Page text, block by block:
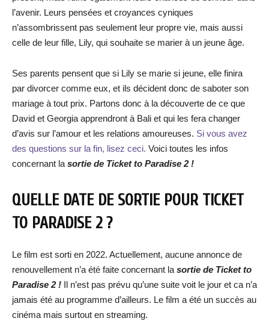
l’avenir. Leurs pensées et croyances cyniques
n’assombrissent pas seulement leur propre vie, mais aussi
celle de leur fille, Lily, qui souhaite se marier à un jeune âge.
Ses parents pensent que si Lily se marie si jeune, elle finira
par divorcer comme eux, et ils décident donc de saboter son
mariage à tout prix. Partons donc à la découverte de ce que
David et Georgia apprendront à Bali et qui les fera changer
d’avis sur l’amour et les relations amoureuses. Si vous avez
des questions sur la fin, lisez ceci. Voici toutes les infos
concernant la sortie de Ticket to Paradise 2 !
QUELLE DATE DE SORTIE POUR TICKET
TO PARADISE 2 ?
Le film est sorti en 2022. Actuellement, aucune annonce de
renouvellement n’a été faite concernant la sortie de Ticket to
Paradise 2 ! Il n’est pas prévu qu’une suite voit le jour et ca n’a
jamais été au programme d’ailleurs. Le film a été un succès au
cinéma mais surtout en streaming.